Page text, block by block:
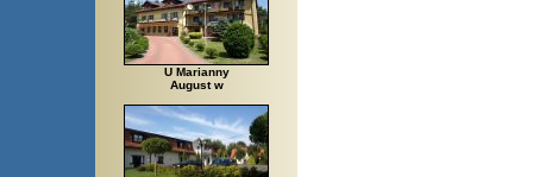
U Marianny
August w